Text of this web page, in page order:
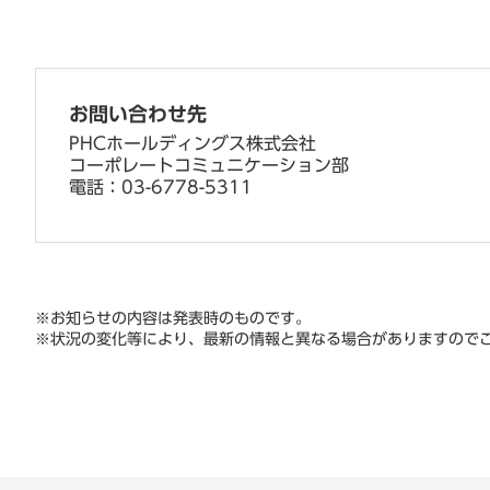
お問い合わせ先
PHCホールディングス株式会社
コーポレートコミュニケーション部
電話：03-6778-5311
※お知らせの内容は発表時のものです。
※状況の変化等により、最新の情報と異なる場合がありますので